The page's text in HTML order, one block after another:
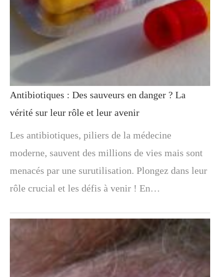
Antibiotiques : Des sauveurs en danger ? La
vérité sur leur rôle et leur avenir
Les antibiotiques, piliers de la médecine
moderne, sauvent des millions de vies mais sont
menacés par une surutilisation. Plongez dans leur
rôle crucial et les défis à venir ! En…